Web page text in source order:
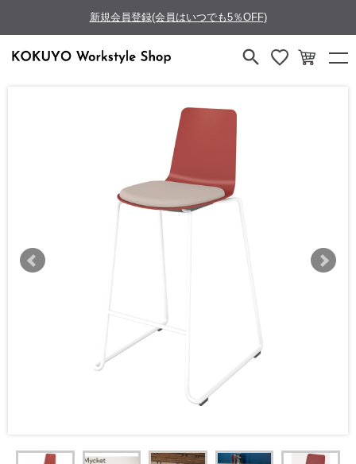
新規会員登録(会員はいつでも5％OFF)